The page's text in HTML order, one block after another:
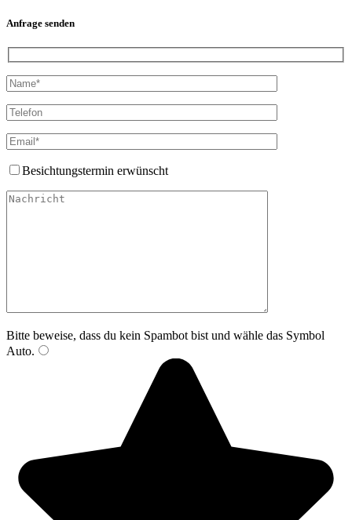
Anfrage senden
Besichtungstermin erwünscht
Bitte beweise, dass du kein Spambot bist und wähle das Symbol
Auto.